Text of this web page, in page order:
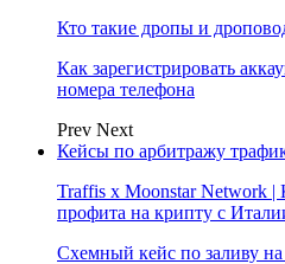
Кто такие дропы и
Как зарегистрировать
номера телефона
Prev Next
Кейсы по арбитражу
Traffis x Moonstar Network |
профита на крипту с
Схемный кейс по заливу